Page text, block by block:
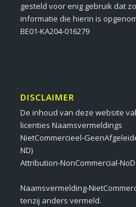
gesteld voor enig gebruik dat
informatie die hierin is
BE01-KA204-016279
DISCLAIMER
De inhoud van deze website
licenties Naamsvermeldings
NietCommercieel-
ND)
Attribution-NonCommercial-
Naamsvermelding-
tenzij anders vermeld.